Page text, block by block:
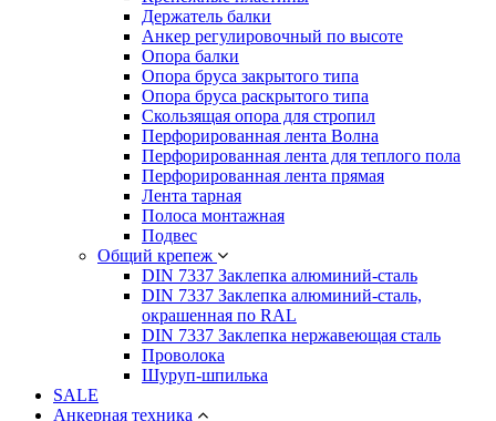
Держатель балки
Анкер регулировочный по высоте
Опора балки
Опора бруса закрытого типа
Опора бруса раскрытого типа
Скользящая опора для стропил
Перфорированная лента Волна
Перфорированная лента для теплого пола
Перфорированная лента прямая
Лента тарная
Полоса монтажная
Подвес
Общий крепеж
DIN 7337 Заклепка алюминий-сталь
DIN 7337 Заклепка алюминий-сталь,
окрашенная по RAL
DIN 7337 Заклепка нержавеющая сталь
Проволока
Шуруп-шпилька
SALE
Анкерная техника